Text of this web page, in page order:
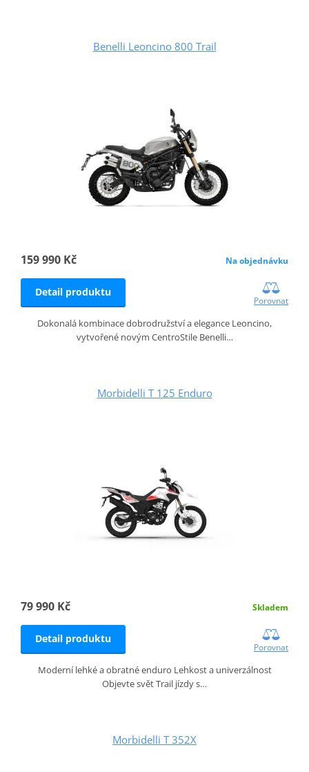
Benelli Leoncino 800 Trail
159 990 Kč Na objednávku
Detail produktu
Porovnat
Dokonalá kombinace dobrodružství a elegance Leoncino,
vytvořené novým CentroStile Benelli…
Morbidelli T 125 Enduro
79 990 Kč Skladem
Detail produktu
Porovnat
Moderní lehké a obratné enduro Lehkost a univerzálnost
Objevte svět Trail jízdy s…
Morbidelli T 352X